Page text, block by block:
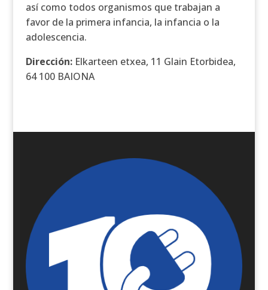
así como todos organismos que trabajan a
favor de la primera infancia, la infancia o la
adolescencia.
Dirección:Elkarteen etxea, 11 Glain Etorbidea,
64 100 BAIONA